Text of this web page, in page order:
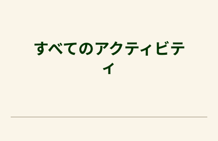
すべてのアクティビテ
ィ